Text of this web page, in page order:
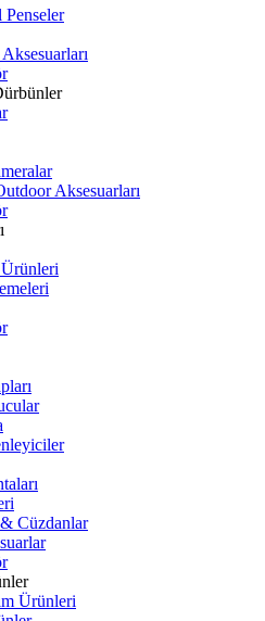
Aksesuarları
Cüzdanlar
Ürünleri